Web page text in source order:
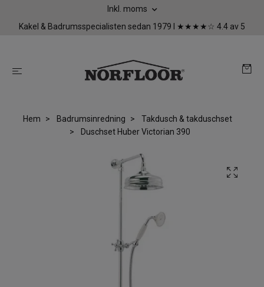
Inkl. moms
Kakel & Badrumsspecialisten sedan 1979 I ★★★★☆ 4.4 av 5
Hem Badrumsinredning
Takdusch & takduschset
Duschset Huber Victorian 390